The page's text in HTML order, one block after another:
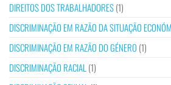
DIREITOS DOS TRABALHADORES(1)
DISCRIMINAÇÃO EM RAZÃO DA SITUAÇÃO
DISCRIMINAÇÃO EM RAZÃO DO GÉNERO (1)
DISCRIMINAÇÃO RACIAL (1)